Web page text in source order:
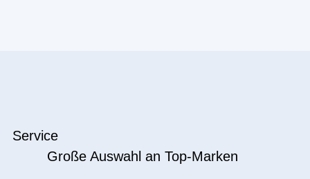
Service
Große Auswahl an Top-Marken